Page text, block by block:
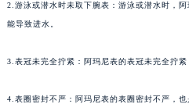
2.游泳或潜水时未取下腕表：游泳或潜水时，
能导致进水。
3.表冠未完全拧紧：阿玛尼表的表冠未完全拧紧
4.表圈密封不严：阿玛尼表的表圈密封不严，也